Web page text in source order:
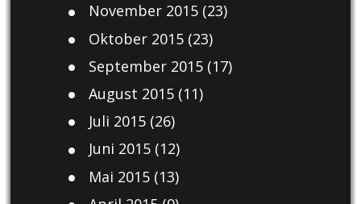
November 2015(23)
Oktober 2015(23)
September 2015(17)
August 2015(11)
Juli 2015(26)
Juni 2015(12)
Mai 2015(13)